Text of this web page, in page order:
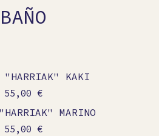
BAÑO
"HARRIAK" KAKI
55,00 €
MARINO
55,00 €